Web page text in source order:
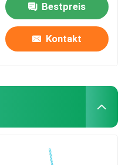
Bestpreis
Kontakt